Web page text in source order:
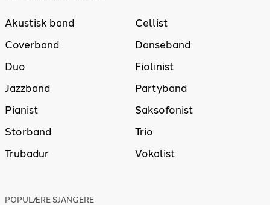
Akustisk band
Cellist
Coverband
Danseband
Duo
Fiolinist
Jazzband
Partyband
Pianist
Saksofonist
Storband
Trio
Trubadur
Vokalist
POPULÆRE SJANGERE